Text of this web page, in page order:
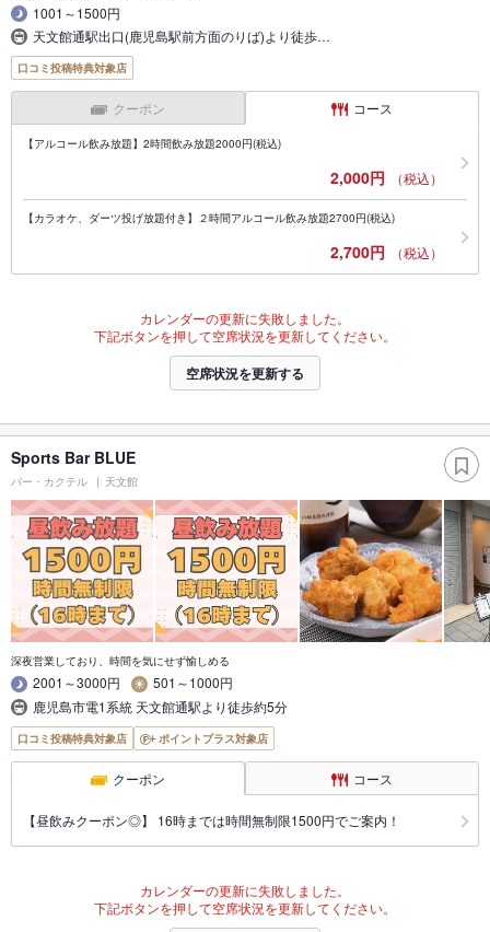
1001～1500円
天文館通駅出口(鹿児島駅前方面のりば)より徒歩…
口コミ投稿特典対象店
クーポン コース
【アルコール飲み放題】2時間飲み放題2000円(税込)
2,000円 （税込）
【カラオケ、ダーツ投げ放題付き】２時間アルコール飲み放題2700円(税込)
2,700円 （税込）
カレンダーの更新に失敗しました。
下記ボタンを押して空席状況を更新してください。
空席状況を更新する
Sports Bar BLUE
バー・カクテル 天文館
深夜営業しており、時間を気にせず愉しめる
2001～3000円
501～1000円
鹿児島市電1系統 天文館通駅より徒歩約5分
口コミ投稿特典対象店 ポイントプラス対象店
クーポン コース
【昼飲みクーポン◎】 16時までは時間無制限1500円でご案内！
カレンダーの更新に失敗しました。
下記ボタンを押して空席状況を更新してください。